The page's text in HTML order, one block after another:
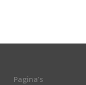
Pagina’s